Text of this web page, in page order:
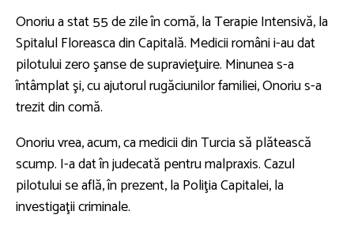
Onoriu a stat 55 de zile în comă, la Terapie Intensivă, la
Spitalul Floreasca din Capitală. Medicii români i-au dat
pilotului zero şanse de supravieţuire. Minunea s-a
întâmplat şi, cu ajutorul rugăciunilor familiei, Onoriu s-a
trezit din comă.
Onoriu vrea, acum, ca medicii din Turcia să plătească
scump. I-a dat în judecată pentru malpraxis. Cazul
pilotului se află, în prezent, la Poliţia Capitalei, la
investigaţii criminale.